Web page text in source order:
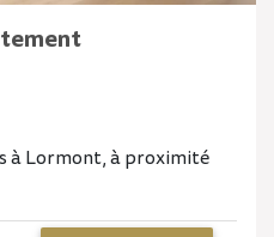
à Lormont, à proximité